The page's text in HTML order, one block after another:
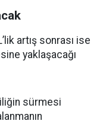
artış sonrası ise
yaklaşacağı
sürmesi